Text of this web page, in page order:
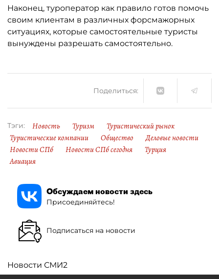
Наконец, туроператор как правило готов помочь
своим клиентам в различных форсмажорных
ситуациях, которые самостоятельные туристы
вынуждены разрешать самостоятельно.
Поделиться:
Тэги: Новость Туризм
Туристический рынок
Туристические компании
Общество
Деловые новости
Новости СПб
Новости СПб сегодня
Турция
Авиация
Обсуждаем новости здесь
Присоединяйтесь!
Подписаться на новости
Новости СМИ2